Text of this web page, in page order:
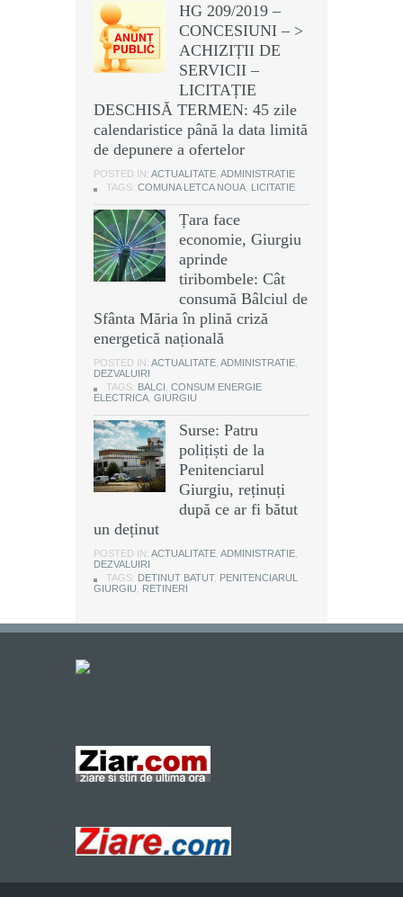
HG 209/2019 –
CONCESIUNI – >
ACHIZIȚII DE
SERVICII –
LICITAȚIE
DESCHISĂ TERMEN: 45 zile
calendaristice până la data limită
de depunere a ofertelor
POSTED IN: ACTUALITATE ADMINISTRATIE
TAGS: COMUNA LETCA NOUA LICITATIE
Țara face
economie, Giurgiu
aprinde
tiribombele: Cât
consumă Bâlciul de
Sfânta Măria în plină criză
energetică națională
POSTED IN: ACTUALITATE ADMINISTRATIE
DEZVALUIRI
TAGS: BALCI CONSUM ENERGIE
ELECTRICA GIURGIU
Surse: Patru
polițiști de la
Penitenciarul
Giurgiu, reținuți
după ce ar fi bătut
un deținut
POSTED IN: ACTUALITATE ADMINISTRATIE
DEZVALUIRI
TAGS: DETINUT BATUT, PENITENCIARUL
GIURGIU
RETINERI